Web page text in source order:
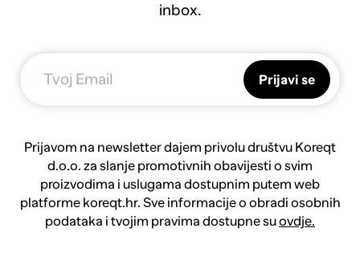
inbox.
Prijavi se
Prijavom na newsletter dajem privolu društvu Koreqt
d.o.o. za slanje promotivnih obavijesti o svim
proizvodima i uslugama dostupnim putem web
platforme koreqt.hr. Sve informacije o obradi osobnih
podataka i tvojim pravima dostupne suovdje.